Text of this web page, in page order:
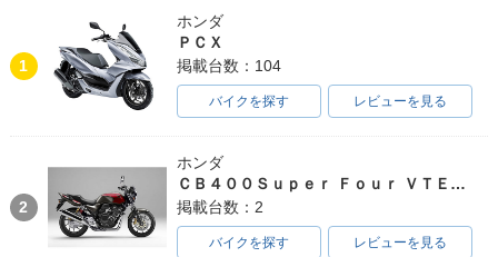
1
ホンダ
ＰＣＸ
掲載台数：104
バイクを探す レビューを見る
2
ホンダ
ＣＢ４００Ｓｕｐｅｒ Ｆｏｕｒ ＶＴＥＣ ＳＰＥＣ３
掲載台数：2
バイクを探す レビューを見る